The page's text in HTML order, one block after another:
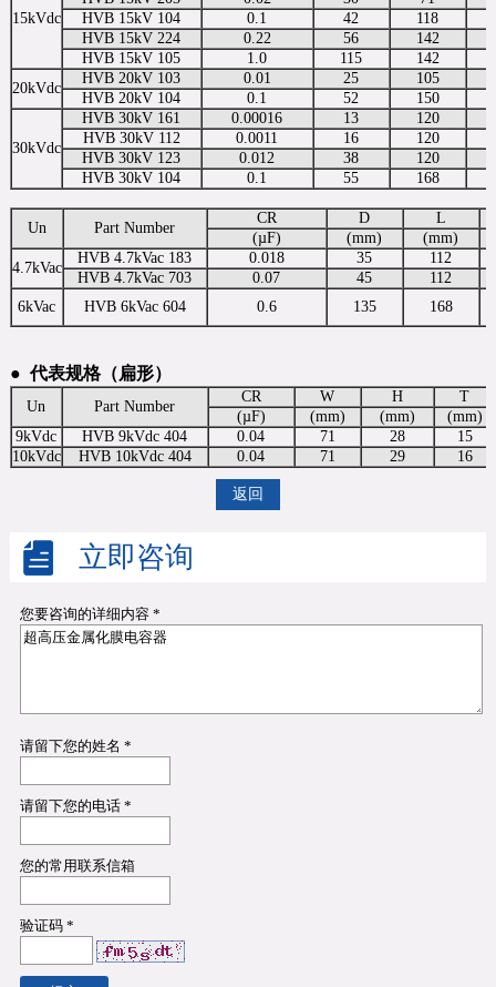
15kVdc
HVB 15kV 104
0.1 42 118
HVB 15kV 224
0.22 56
142
HVB 15kV 105
1.0 115
142
20kVdc
HVB 20kV 103 0.01 25
105
HVB 20kV 104
0.1 52 150
30kVdc
HVB 30kV 161 0.00016 13 120
HVB 30kV 112
0.0011 16 120
HVB 30kV 123
0.012 38 120
HVB 30kV 104
0.1 55 168
Un Part Number
CR D
L
(µF)
(mm)
(mm)
4.7kVac
HVB 4.7kVac 183 0.018 35
112
HVB 4.7kVac 703
0.07 45
112
6kVac
HVB 6kVac 604 0.6 135 168
● 代表规格（扁形）
Un Part Number
CR W H
T
(µF)
(mm) (mm)
(mm)
9kVdc
HVB 9kVdc 404 0.04 71 28
15
10kVdc
HVB 10kVdc 404 0.04 71 29 16
返回
立即咨询
您要咨询的详细内容 *
请留下您的姓名 *
请留下您的电话 *
您的常用联系信箱
验证码 *